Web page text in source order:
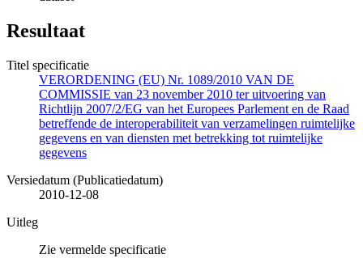
Resultaat
Titel specificatie
VERORDENING (EU) Nr. 1089/2010 VAN DE
COMMISSIE van 23 november 2010 ter uitvoering van
Richtlijn 2007/2/EG van het Europees Parlement en de Raad
betreffende de interoperabiliteit van verzamelingen ruimtelijke
gegevens en van diensten met betrekking tot ruimtelijke
gegevens
Versiedatum (Publicatiedatum)
2010-12-08
Uitleg
Zie vermelde specificatie